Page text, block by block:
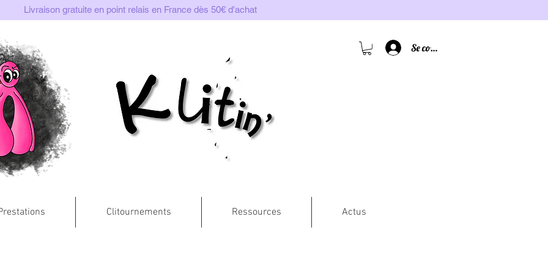
Livraison gratuite en point relais en France dès 50€ d'achat
Se connecter
Clitournements Ressources Actus